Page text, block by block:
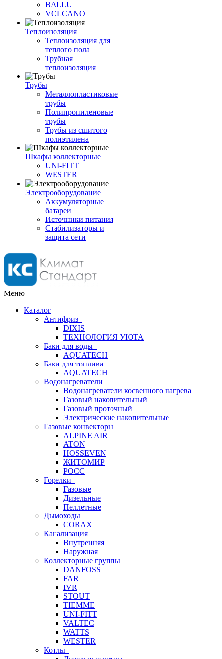
BALLU
VOLCANO
Теплоизоляция
Теплоизоляция для
теплого пола
Трубная
теплоизоляция
Трубы
Металлопластиковые
трубы
Полипропиленовые
трубы
Трубы из сшитого
полиэтилена
Шкафы коллекторные
UNI-FITT
WESTER
Электрооборудование
Аккумуляторные
батареи
Источники питания
Стабилизаторы и
защита сети
Меню
Каталог
Антифриз
DIXIS
ТЕХНОЛОГИЯ УЮТА
Баки для воды
AQUATECH
Баки для топлива
AQUATECH
Водонагреватели
Водонагреватели косвенного нагрева
Газовый накопительный
Газовый проточный
Электрические накопительные
Газовые конвекторы
ALPINE AIR
ATON
HOSSEVEN
ЖИТОМИР
РОСС
Горелки
Газовые
Дизельные
Пеллетные
Дымоходы
CORAX
Канализация
Внутренняя
Наружная
Коллекторные группы
DANFOSS
FAR
IVR
STOUT
TIEMME
UNI-FITT
VALTEC
WATTS
WESTER
Котлы